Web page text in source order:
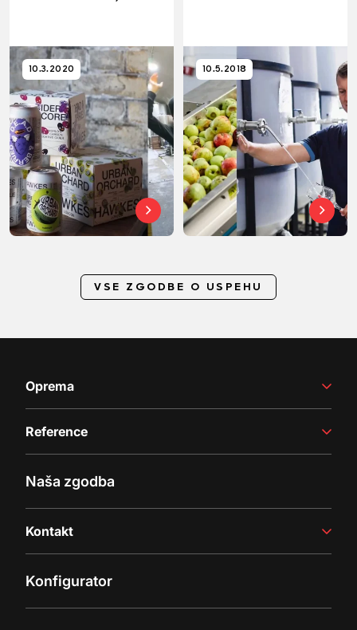
10.3.2020 10.5.2018
VSE ZGODBE O USPEHU
Oprema
Proizvodnja sokov
Polnilne linije
Reference
Najnovejše novice in novosti
Naša zgodba
Kontakt
Kontaktirajte nas
Konfigurator